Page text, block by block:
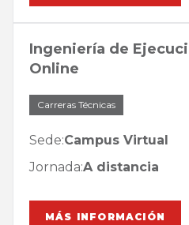
Ingeniería de
Online
Carreras Técnicas
Sede:Campus Virtual
Jornada:A distancia
MÁS INFORMACIÓN